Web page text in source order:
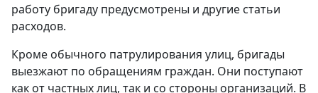
работу бригаду предусмотрены и другие статьи
расходов.
Кроме обычного патрулирования улиц, бригады
выезжают по обращениям граждан. Они поступают
как от частных лиц, так и со стороны организаций. В